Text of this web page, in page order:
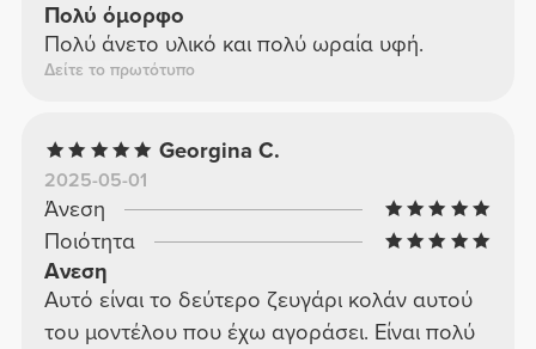
Πολύ όμορφο
Πολύ άνετο υλικό και πολύ ωραία υφή.
Δείτε το πρωτότυπο
Georgina C.
2025-05-01
Άνεση
Ποιότητα
Ανεση
Αυτό είναι το δεύτερο ζευγάρι κολάν αυτού
του μοντέλου που έχω αγοράσει. Είναι πολύ